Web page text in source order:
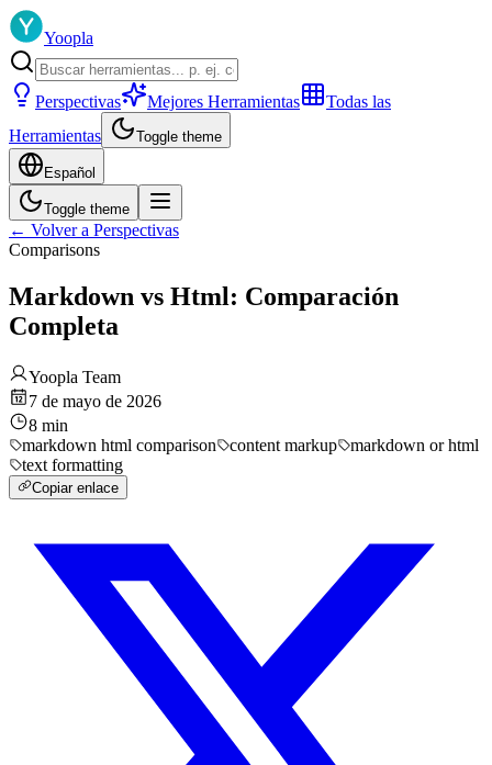
Yoopla
Perspectivas Mejores Herramientas
Todas las
Herramientas
Toggle theme
Español
Toggle theme
← Volver a Perspectivas
Comparisons
Markdown vs Html: Comparación
Completa
Yoopla Team
7 de mayo de 2026
8 min
markdown html comparison
content markup
markdown or html
text formatting
Copiar enlace